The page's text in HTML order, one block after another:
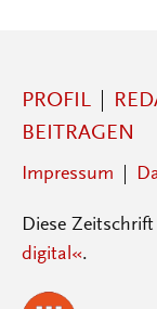
PROFIL
BEITRAGEN
Impressum
Diese
digital«.